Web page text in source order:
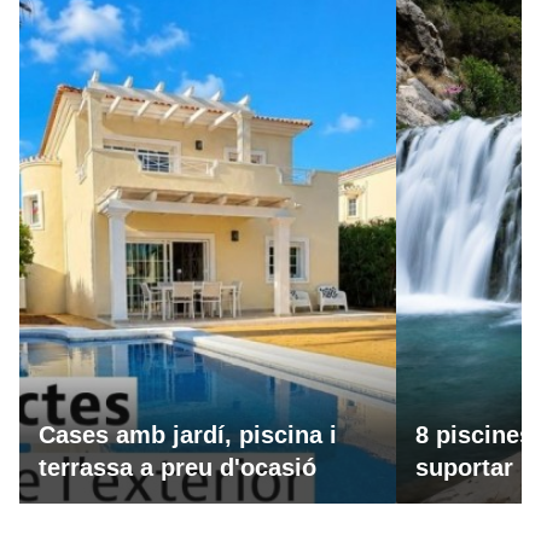
Cases amb jardí, piscina i
terrassa a preu d'ocasió
8 piscines
suportar